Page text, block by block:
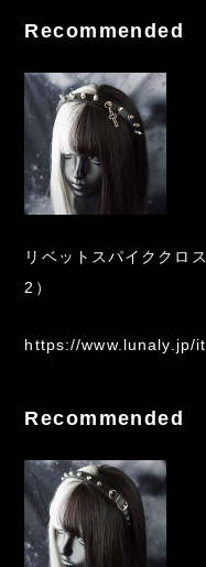
Recommended
リベットスパイククロ
2）
https://www.lunaly.jp/
Recommended